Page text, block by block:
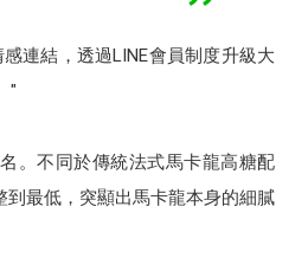
連結，透過LINE會員制度升級大
"
。不同於傳統法式馬卡龍高糖配
最低，突顯出馬卡龍本身的細膩